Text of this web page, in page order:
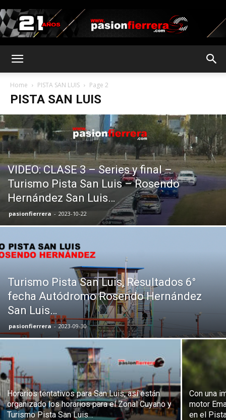
Home PISTA SAN LUIS Page 2
PISTA SAN LUIS
VIDEO: CLASE 3 – Series y final –
Turismo Pista San Luis – Rosendo
Hernández San Luis…
pasionfierrera - 2023-10-22
Turismo Pista San Luis, Resultados 6°
fecha Autódromo Rosendo Hernández
San Luis…
pasionfierrera - 2023-09-30
Horarios tentativos para San Luis, así están
organizado los horarios para el Zonal Cuyano y
Turismo Pista San Luis…
Con una
motor
en el